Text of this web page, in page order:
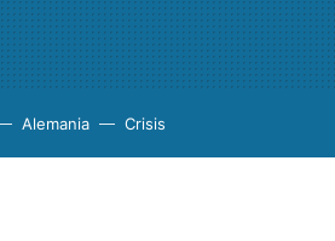
Alemania Crisis